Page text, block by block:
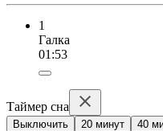
1
Галка
01:53
Таймер сна
Выключить 20 минут 40